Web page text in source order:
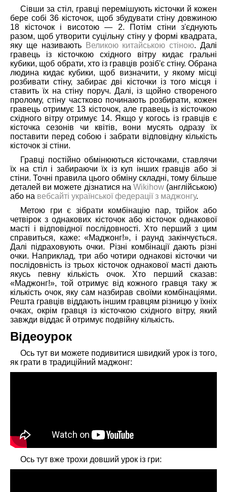
Сівши за стіл, гравці перемішують кісточки й кожен
бере собі 36 кісточок, щоб збудувати стіну довжиною
18 кісточок і висотою — 2. Потім стіни з'єднують
разом, щоб утворити суцільну стіну у формі квадрата,
яку ще називають
Великою китайською стіною. Далі
гравець із кісточкою східного вітру кидає гральні
кубики, щоб обрати, хто із гравців розіб'є стіну. Обрана
людина кидає кубики, щоб визначити, у якому місці
розбивати стіну, забирає дві кісточки із того місця і
ставить їх на стіну поруч. Далі, із щойно створеного
пролому, стіну частково починають розбирати, кожен
гравець отримує 13 кісточок, але гравець із кісточкою
східного вітру отримує 14. Якщо у когось із гравців є
кісточка сезонів чи квітів, вони мусять одразу їх
поставити перед собою і забрати відповідну кількість
кісточок зі стіни.
Гравці постійно обмінюються кісточками, ставлячи
їх на стіл і забираючи їх із куп інших гравців або зі
стіни. Точні правила цього обміну складні, тому більше
деталей ви можете дізнатися на Wikihow(англійською)
або на вебсайті української федерації з маджонгу.
Метою гри є зібрати комбінацію пар, трійок або
четвірок з однакових кісточок або кісточок однакової
масті і відповідної послідовності. Хто перший з цим
справиться, каже: «Маджонг!», і раунд закінчується.
Далі підраховують очки. Різні комбінації дають різні
очки. Наприклад, три або чотири однакові кісточки чи
послідовність із трьох кісточок однакової масті дають
якусь певну кількість очок. Хто перший сказав:
«Маджонг!», той отримує від кожного гравця таку ж
кількість очок, яку сам назбирав своїми комбінаціями.
Решта гравців віддають іншим гравцям різницю у їхніх
очках, окрім гравця із кісточкою східного вітру, який
завжди віддає й отримує подвійну кількість.
Відеоурок
Ось тут ви можете подивитися швидкий урок із того,
як грати в традиційний маджонг:
Ось тут вже трохи довший урок із гри: